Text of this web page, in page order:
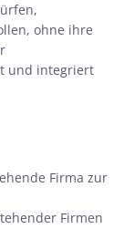
ohne ihre
und integriert
Firma zur
Firmen